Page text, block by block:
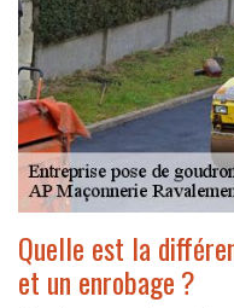
Quelle est la
et un enrobage ?